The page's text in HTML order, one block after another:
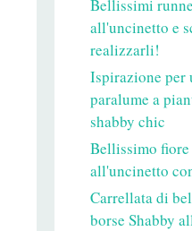
Bellissimi
all'uncinetto e
realizzarli!
Ispirazione per
paralume a
shabby chic
Bellissimo fiore
all'uncinetto
Carrellata di
borse Shabby